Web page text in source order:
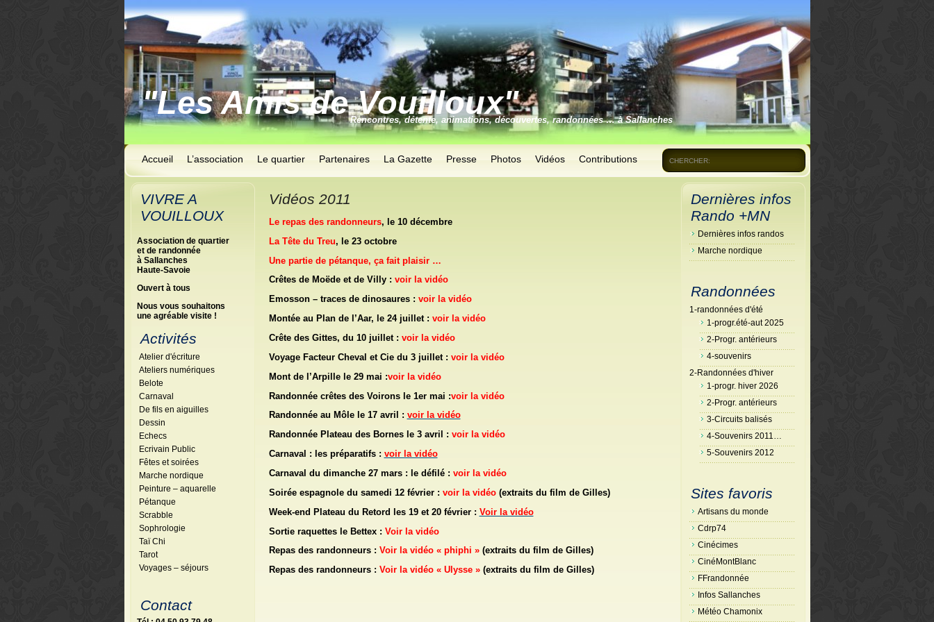
"Les Amis de Vouilloux"
Rencontres, détente, animations, découvertes, randonnées … à Sallanches
Accueil L’association Le quartier Partenaires La Gazette Presse Photos Vidéos Contributions CHERCHER:
VIVRE A
VOUILLOUX
Association de quartier
et de randonnée
à Sallanches
Haute-Savoie
Ouvert à tous
Nous vous souhaitons
une agréable visite !
Activités
Atelier d'écriture
Ateliers numériques
Belote
Carnaval
De fils en aiguilles
Dessin
Echecs
Ecrivain Public
Fêtes et soirées
Marche nordique
Peinture – aquarelle
Pétanque
Scrabble
Sophrologie
Taï Chi
Tarot
Voyages – séjours
Contact
Vidéos 2011
Le repas des randonneurs, le 10 décembre
La Tête du Treu, le 23 octobre
Une partie de pétanque, ça fait plaisir …
Crêtes de Moëde et de Villy : voir la vidéo
Emosson – traces de dinosaures : voir la vidéo
Montée au Plan de l’Aar, le 24 juillet : voir la vidéo
Crête des Gittes, du 10 juillet : voir la vidéo
Voyage Facteur Cheval et Cie du 3 juillet : voir la vidéo
Mont de l’Arpille le 29 mai :voir la vidéo
Randonnée crêtes des Voirons le 1er mai :voir la vidéo
Randonnée au Môle le 17 avril : voir la vidéo
Randonnée Plateau des Bornes le 3 avril : voir la vidéo
Carnaval : les préparatifs : voir la vidéo
Carnaval du dimanche 27 mars : le défilé : voir la vidéo
Soirée espagnole du samedi 12 février : voir la vidéo(extraits du film de Gilles)
Week-end Plateau du Retord les 19 et 20 février : Voir la vidéo
Sortie raquettes le Bettex : Voir la vidéo
Repas des randonneurs : Voir la vidéo « phiphi » (extraits du film de Gilles)
Repas des randonneurs : Voir la vidéo « Ulysse » (extraits du film de Gilles)
Dernières infos
Rando +MN
Dernières infos randos
Marche nordique
Randonnées
1-randonnées d'été
1-progr.été-aut 2025
2-Progr. antérieurs
4-souvenirs
2-Randonnées d'hiver
1-progr. hiver 2026
2-Progr. antérieurs
3-Circuits balisés
4-Souvenirs 2011…
5-Souvenirs 2012
Sites favoris
Artisans du monde
Cdrp74
Cinécimes
CinéMontBlanc
FFrandonnée
Infos Sallanches
Météo Chamonix